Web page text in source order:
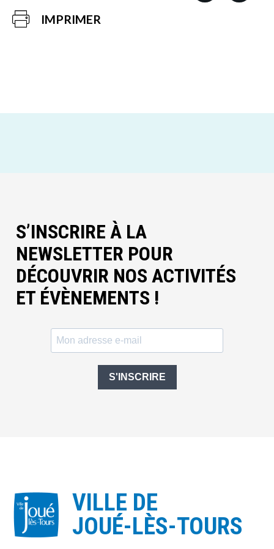
IMPRIMER
S’INSCRIRE À LA
NEWSLETTER POUR
DÉCOUVRIR NOS ACTIVITÉS
ET ÉVÈNEMENTS !
S'INSCRIRE
VILLE DE
JOUÉ-LÈS-TOURS